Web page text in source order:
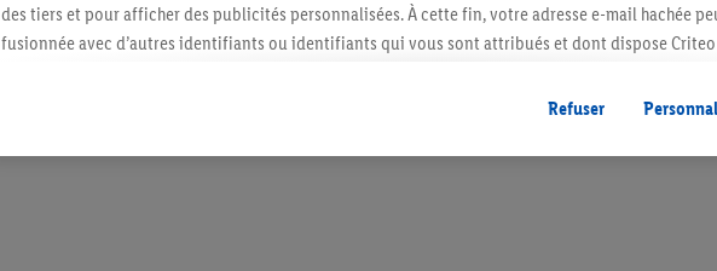
des tiers et pour afficher des publicités personnalisées. À cette fin, votre adresse e-mail hachée
fusionnée avec d’autres identifiants ou identifiants qui vous sont attribués et dont dispose Criteo
vous avez montré de l’intérêt (par exemple en plaçant le produit dans un panier d’un webshop
l’achat) peuvent également être affichées sur plusieurs apppareils et plusieurs services de Lidl si
plusieurs services de Lidl peuvent vous être attribués en utilisant votre adresse e-mail hachée et,
Refuser